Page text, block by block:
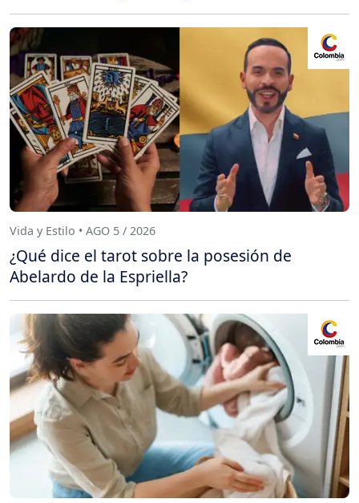
Vida y Estilo • AGO 5 / 2026
¿Qué dice el tarot sobre la posesión de
Abelardo de la Espriella?